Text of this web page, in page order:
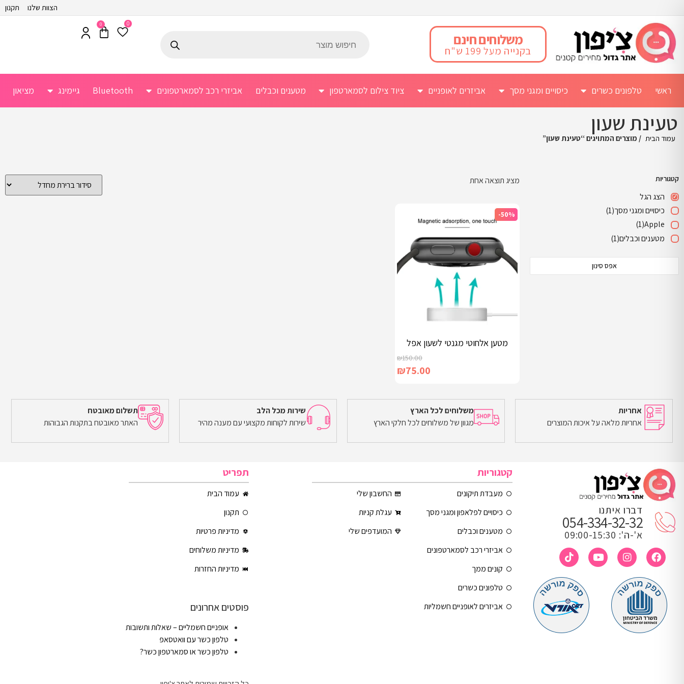
הצוות שלנו תקנון
משלוחים חינם
בקנייה מעל 199 ש"ח
0
0
ראשי טלפונים כשרים כיסויים ומגני מסך אביזרים לאופניים ציוד צילום לסמארטפון מטענים וכבלים אביזרי רכב לסמארטפונים Bluetooth גיימינג מציאון
טעינת שעון
עמוד הבית / מוצרים המתויגים “טעינת שעון”
קטגוריות
הצג הגל
כיסויים ומגני מסך(1)
Apple
(1)
מטענים וכבלים(1)
אפס סינון
מציג תוצאה אחת
-50%
מטען אלחוטי מגנטי לשעון אפל
₪150.00
₪75.00
הוספה לסל
אחריות
אחריות מלאה על איכות המוצרים
משלוחים לכל הארץ
מגוון של משלוחים לכל חלקי הארץ
שירות מכל הלב
שירות לקוחות מקצועי עם מענה מהיר
תשלום מאובטח
האתר מאובטח בתקנות הגבוהות
דברו איתנו
054-334-32-32
א'-ה': 09:00-15:30
קטגוריות
מעבדת תיקונים
כיסויים לפלאפון ומגני מסך
מטענים וכבלים
אביזרי רכב לסמארטפונים
קונים ממך
טלפונים כשרים
אביזרים לאופניים חשמליות
החשבון שלי
עגלת קניות
המועדפים שלי
תפריט
עמוד הבית
תקנון
מדיניות פרטיות
מדיניות משלוחים
מדיניות החזרות
פוסטים אחרונים
אופניים חשמליים – שאלות ותשובות
טלפון כשר עם וואטסאפ
טלפון כשר או סמארטפון כשר?